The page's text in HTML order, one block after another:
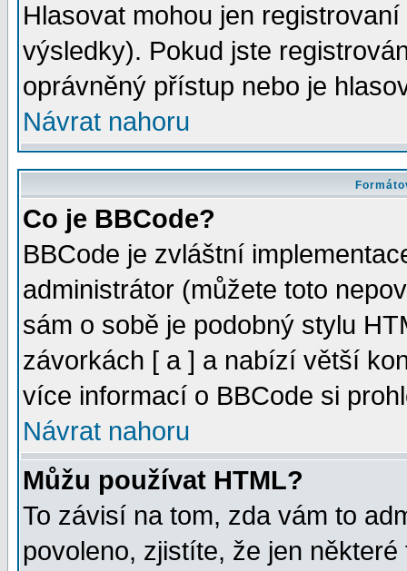
Hlasovat mohou jen
výsledky). Pokud jste
oprávněný přístup nebo je
Návrat nahoru
Co je BBCode?
BBCode je zvláštní
administrátor (můžete toto
sám o sobě je podobný stylu
závorkách [ a ] a nabízí větší
více informací o BBCode si
Návrat nahoru
Můžu používat HTML?
To závisí na tom, zda vám to
povoleno, zjistíte, že jen